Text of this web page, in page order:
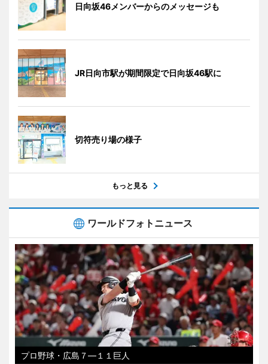
日向坂46メンバーからのメッセージも
JR日向市駅が期間限定で日向坂46駅に
切符売り場の様子
もっと見る
ワールドフォトニュース
プロ野球・広島７―１１巨人